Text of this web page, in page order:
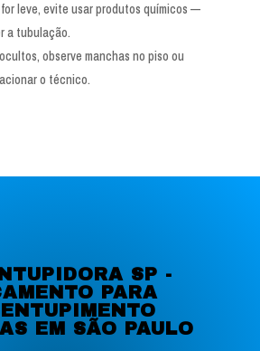
leve, evite usar produtos químicos —
a tubulação.
observe manchas no piso ou
o técnico.
SP -
PARA
EM SÃO PAULO